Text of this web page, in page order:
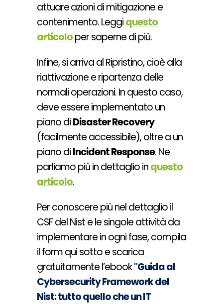
attuareazioni di mitigazione e
contenimento. Leggiquesto
articoloper saperne di più.
Infine, si arriva al Ripristino, cioè alla
riattivazione e ripartenza delle
normali operazioni. In questo caso,
deve essere implementato un
piano diDisaster Recovery
(facilmente accessibile), oltre a un
piano diIncident Response. Ne
parliamo più in dettaglio inquesto
articolo.
Per conoscere più nel dettaglio il
CSF del Nist e le singole attività da
implementare in ogni fase, compila
il form qui sotto e scarica
gratuitamente l’ebook"Guida al
Cybersecurity Framework del
Nist: tutto quello che un IT